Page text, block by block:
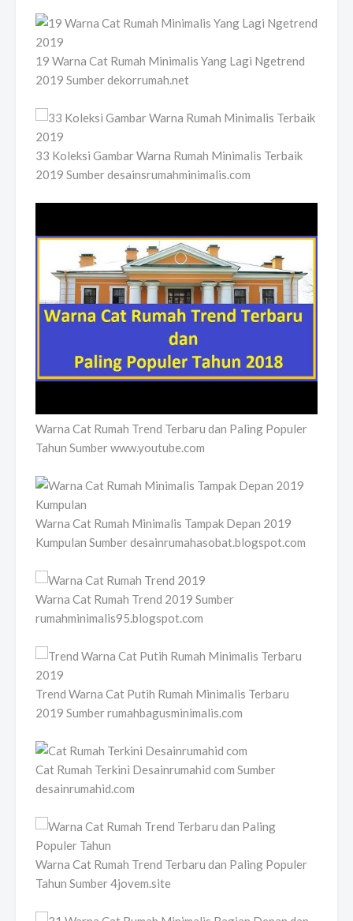
19 Warna Cat Rumah Minimalis Yang Lagi Ngetrend
2019 Sumber dekorrumah.net
33 Koleksi Gambar Warna Rumah Minimalis Terbaik
2019 Sumber desainsrumahminimalis.com
Warna Cat Rumah Trend Terbaru dan Paling Populer
Tahun Sumber www.youtube.com
Warna Cat Rumah Minimalis Tampak Depan 2019
Kumpulan Sumber desainrumahasobat.blogspot.com
Warna Cat Rumah Trend 2019 Sumber
rumahminimalis95.blogspot.com
Trend Warna Cat Putih Rumah Minimalis Terbaru
2019 Sumber rumahbagusminimalis.com
Cat Rumah Terkini Desainrumahid com Sumber
desainrumahid.com
Warna Cat Rumah Trend Terbaru dan Paling Populer
Tahun Sumber 4jovem.site